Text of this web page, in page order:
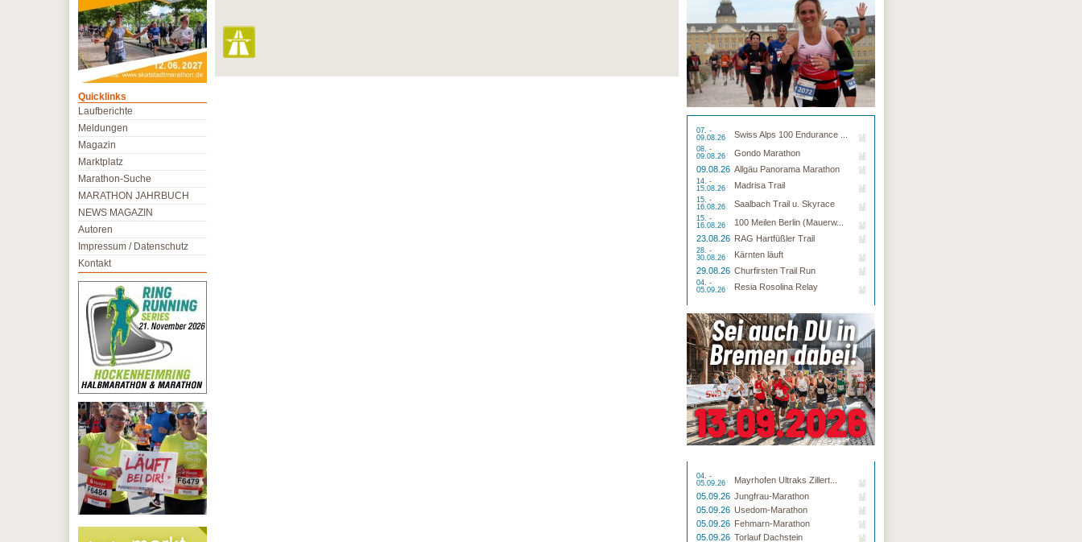
07. -
09.08.26
Swiss Alps 100 Endurance ...
08. -
09.08.26
Gondo Marathon
09.08.26 Allgäu Panorama Marathon
14. -
15.08.26
Madrisa Trail
15. -
16.08.26
Saalbach Trail u. Skyrace
15. -
16.08.26
100 Meilen Berlin (Mauerw...
23.08.26 RAG Hartfüßler Trail
28. -
30.08.26
Kärnten läuft
29.08.26 Churfirsten Trail Run
04. -
05.09.26
Resia Rosolina Relay
04. -
05.09.26
Mayrhofen Ultraks Zillert...
05.09.26 Jungfrau-Marathon
05.09.26 Usedom-Marathon
05.09.26 Fehmarn-Marathon
05.09.26 Torlauf Dachstein
Quicklinks
Laufberichte
Meldungen
Magazin
Marktplatz
Marathon-Suche
MARATHON JAHRBUCH
NEWS MAGAZIN
Autoren
Impressum / Datenschutz
Kontakt